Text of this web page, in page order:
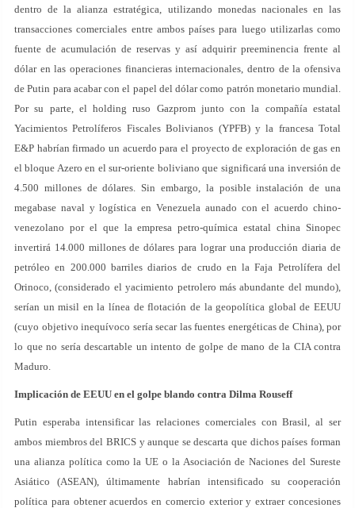
dentro de la alianza estratégica, utilizando monedas nacionales en las
transacciones comerciales entre ambos países para luego utilizarlas como
fuente de acumulación de reservas y así adquirir preeminencia frente al
dólar en las operaciones financieras internacionales, dentro de la ofensiva
de Putin para acabar con el papel del dólar como patrón monetario mundial.
Por su parte, el holding ruso Gazprom junto con la compañía estatal
Yacimientos Petrolíferos Fiscales Bolivianos (YPFB) y la francesa Total
E&P habrían firmado un acuerdo para el proyecto de exploración de gas en
el bloque Azero en el sur-oriente boliviano que significará una inversión de
4.500 millones de dólares. Sin embargo, la posible instalación de una
megabase naval y logística en Venezuela aunado con el acuerdo chino-
venezolano por el que la empresa petro-química estatal china Sinopec
invertirá 14.000 millones de dólares para lograr una producción diaria de
petróleo en 200.000 barriles diarios de crudo en la Faja Petrolífera del
Orinoco, (considerado el yacimiento petrolero más abundante del mundo),
serían un misil en la línea de flotación de la geopolítica global de EEUU
(cuyo objetivo inequívoco sería secar las fuentes energéticas de China), por
lo que no sería descartable un intento de golpe de mano de la CIA contra
Maduro.
Implicación de EEUU en el golpe blando contra Dilma Rouseff
Putin esperaba intensificar las relaciones comerciales con Brasil, al ser
ambos miembros del BRICS y aunque se descarta que dichos países forman
una alianza política como la UE o la Asociación de Naciones del Sureste
Asiático (ASEAN), últimamente habrían intensificado su cooperación
política para obtener acuerdos en comercio exterior y extraer concesiones